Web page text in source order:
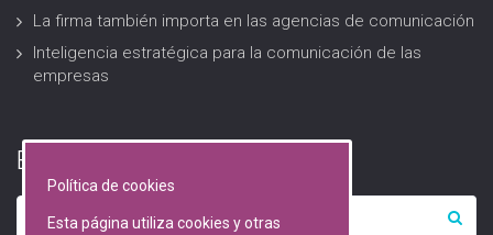
La firma también importa en las agencias de comunicación
Inteligencia estratégica para la comunicación de las
empresas
Buscar…
Política de cookies
Esta página utiliza cookies y otras